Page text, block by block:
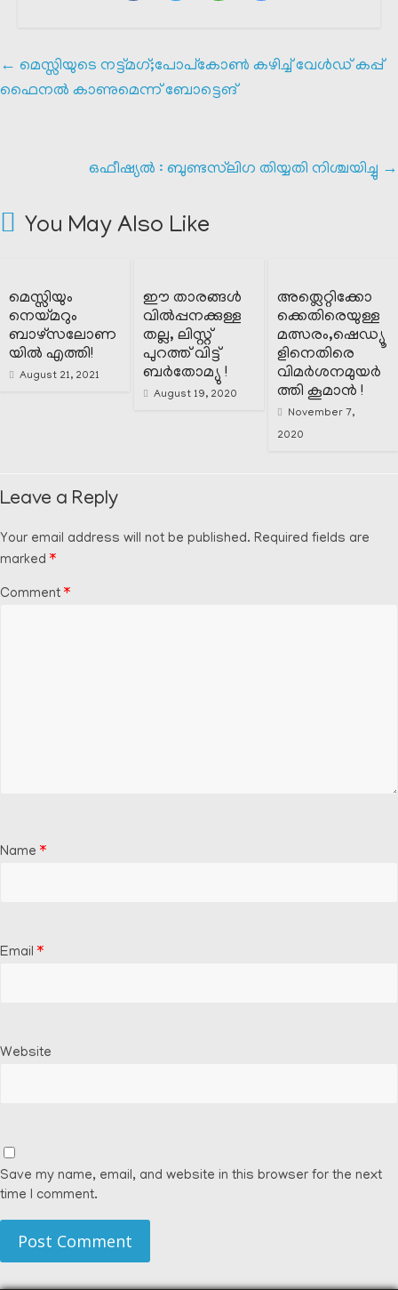
← മെസ്സിയുടെ നട്ട്മഗ്;പോപ്‌കോൺ കഴിച്ച് വേൾഡ് കപ്പ്
ഫൈനൽ കാണുമെന്ന് ബോട്ടെങ്
ഒഫീഷ്യൽ : ബുണ്ടസ്‌ലിഗ തിയ്യതി നിശ്ചയിച്ചു →
You May Also Like
മെസ്സിയും
നെയ്മറും
ബാഴ്സലോണ
യിൽ എത്തി!
August 21, 2021
ഈ താരങ്ങൾ
വിൽപ്പനക്കുള്ള
തല്ല, ലിസ്റ്റ്
പുറത്ത് വിട്ട്
ബർതോമ്യു !
August 19, 2020
അത്ലെറ്റിക്കോ
ക്കെതിരെയുള്ള
മത്സരം,ഷെഡ്യൂ
ളിനെതിരെ
വിമർശനമുയർ
ത്തി കൂമാൻ !
November 7,
2020
Leave a Reply
Your email address will not be published. Required fields are
marked *
Comment *
Name *
Email *
Website
Save my name, email, and website in this browser for the next
time I comment.